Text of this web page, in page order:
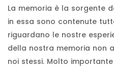
La memoria è la sorgente
in essa sono contenute
riguardano le nostre
della nostra memoria non
noi stessi. Molto